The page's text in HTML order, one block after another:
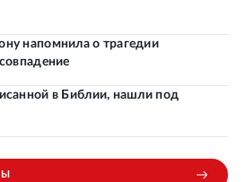
напомнила о трагедии
в Библии, нашли под